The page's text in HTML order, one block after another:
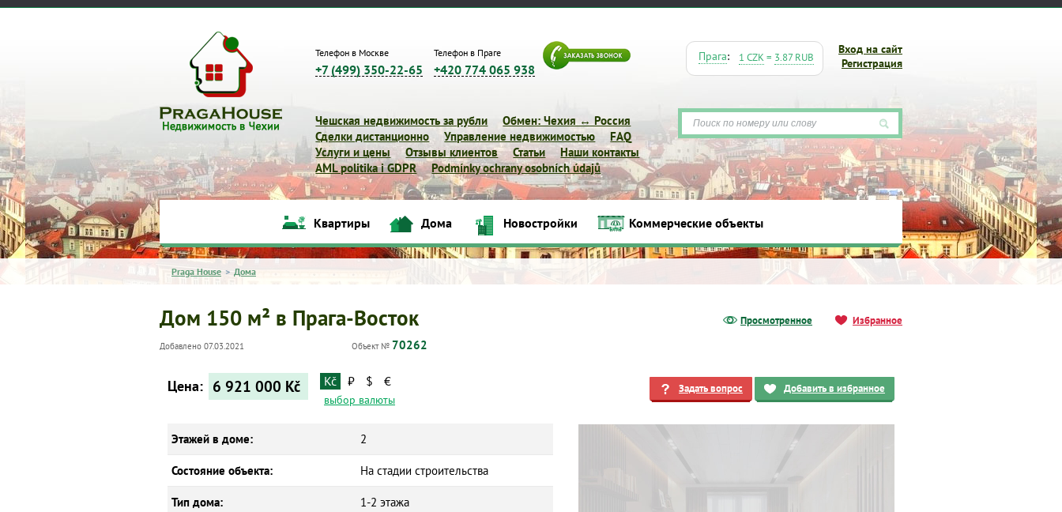
Телефон в Москве
+7 (499) 350-22-65
Телефон в Праге
+420 774 065 938
Вход на сайт
Регистрация
Прага: 1 CZK= 3.87 RUB
Чешская недвижимость за рубли
Обмен: Чехия ↔ Россия
Сделки дистанционно
Управление недвижимостью
FAQ
Услуги и цены
Отзывы клиентов Статьи
Наши контакты
AML politika i GDPR
Podmínky ochrany osobních údajů
Квартиры Дома Новостройки Коммерческие объекты
Квартиры Дома Новостройки Коммерческие объекты
Praga House > Дома
Просмотренное Избранное
Дом 150 м² в Прага-Восток
Добавлено 07.03.2021 Объект № 70262
Задать вопрос Добавить в избранное
Цена: 6 921 000 Kč Kč ₽ $ €
выбор валюты
Этажей в доме: 2
Состояние объекта: На стадии строительства
Тип дома: 1-2 этажа